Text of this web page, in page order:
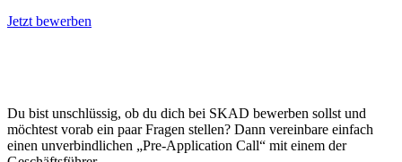
Jetzt bewerben
Du bist unschlüssig, ob du dich bei SKAD bewerben sollst und
möchtest vorab ein paar Fragen stellen? Dann vereinbare einfach
einen unverbindlichen „Pre-Application Call“ mit einem der